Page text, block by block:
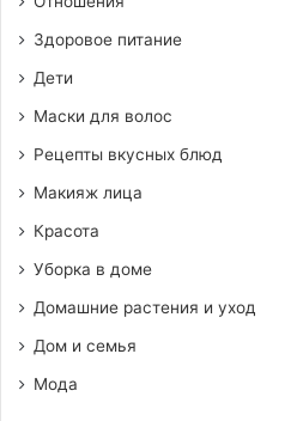
Здоровое питание
Дети
Маски для волос
Рецепты вкусных блюд
Макияж лица
Красота
Уборка в доме
Домашние растения и уход
Дом и семья
Мода